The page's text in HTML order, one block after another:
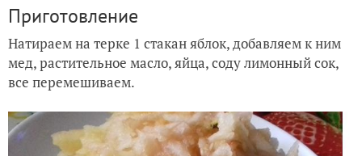
Приготовление
Натираем на терке 1 стакан яблок, добавляем к ним
мед, растительное масло, яйца, соду лимонный сок,
все перемешиваем.